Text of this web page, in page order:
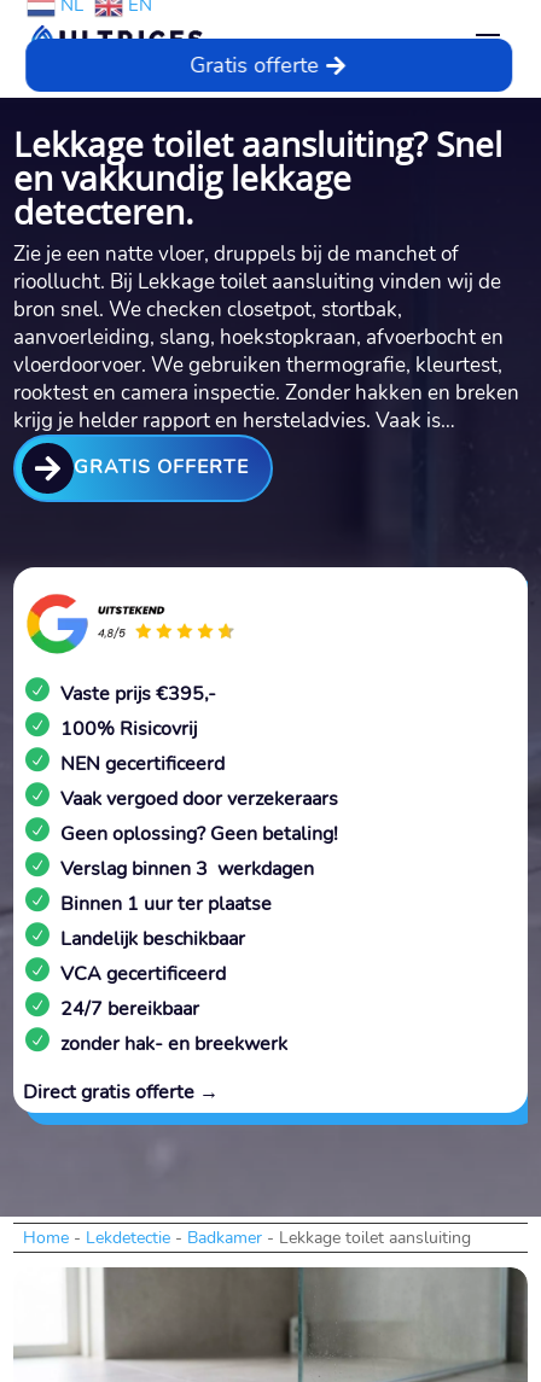
NL EN
Gratis offerte
Lekkage toilet aansluiting? Snel
en vakkundig lekkage
detecteren.
Zie je een natte vloer, druppels bij de manchet of
rioollucht.​ Bij Lekkage toilet aansluiting vinden wij de
bron snel.​ We checken closetpot, stortbak,
aanvoerleiding, slang, hoekstopkraan, afvoerbocht en
vloerdoorvoer.​ We gebruiken thermografie, kleurtest,
rooktest en camera inspectie.​ Zonder hakken en breken
krijg je helder rapport en hersteladvies.​ Vaak is…
 GRATIS OFFERTE
Vaste prijs €395,-
100% Risicovrij
NEN gecertificeerd
Vaak vergoed door verzekeraars
Geen oplossing? Geen betaling!
Verslag binnen 3 werkdagen
Binnen 1 uur ter plaatse
Landelijk beschikbaar
VCA gecertificeerd
24/7 bereikbaar
zonder hak- en breekwerk
Direct gratis offerte →
Home- Lekdetectie- Badkamer- Lekkage toilet aansluiting